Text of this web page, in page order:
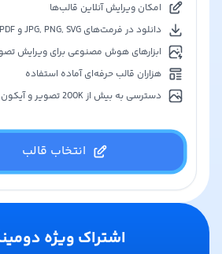
امکان ویرایش آنلاین قالب‌ها
دانلود در فرمت‌های JPG, PNG, SVG و PDF
ابزارهای هوش مصنوعی برای ویرایش
هزاران قالب حرفه‌ای آماده استفاده
دسترسی به بیش از 200K تصویر و آیکون
انتخاب قالب
اشتراک ویژه